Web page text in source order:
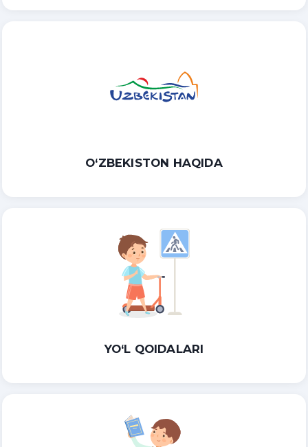
O‘ZBEKISTON HAQIDA
YO‘L QOIDALARI